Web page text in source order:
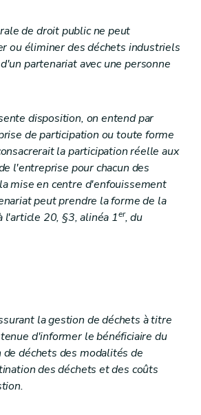
de droit public ne peut
ou éliminer des déchets industriels
partenariat avec une personne
disposition, on entend par
de participation ou toute forme
la participation réelle aux
l'entreprise pour chacun des
mise en centre d'enfouissement
peut prendre la forme de la
l'article 20, §3, alinéa 1er, du
la gestion de déchets à titre
d'informer le bénéficiaire du
déchets des modalités de
des déchets et des coûts